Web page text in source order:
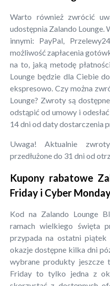
Warto również zwrócić
udostępnia Zalando Lounge.
innymi: PayPal,
możliwość zapłacenia
na to, jaką metodę
Lounge będzie dla Ciebie
ekspresowo. Czy można
Lounge? Zwroty są
odstąpić od umowy i
14 dni od daty dostarczenia
Uwaga! Aktualnie
przedłużone do 31 dni od
Kupony rabatowe
Friday i Cyber
Kod na Zalando Lounge
ramach wielkiego święta
przypada na ostatni
okazje dostępne kilka dni
wybrane produkty jeszcze
Friday to tylko jedna z